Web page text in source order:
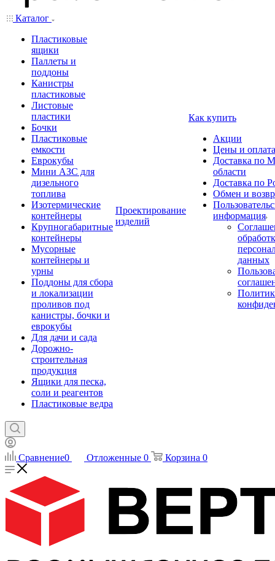
Каталог
Пластиковые
ящики
Паллеты и
поддоны
Канистры
пластиковые
Листовые
пластики
Бочки
Пластиковые
емкости
Еврокубы
Мини АЗС для
дизельного
топлива
Изотермические
контейнеры
Крупногабаритные
контейнеры
Мусорные
контейнеры и
урны
Поддоны для сбора
и локализации
проливов под
канистры, бочки и
еврокубы
Для дачи и сада
Дорожно-
строительная
продукция
Ящики для песка,
соли и реагентов
Пластиковые ведра
Проектирование
изделий
Как купить
Акции
Цены и оплата
Доставка по
области
Доставка по
Обмен и
информация
данных
Сравнение0 Отложенные 0 Корзина 0